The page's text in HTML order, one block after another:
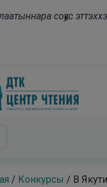
соҕус
/ Конкурсы / В